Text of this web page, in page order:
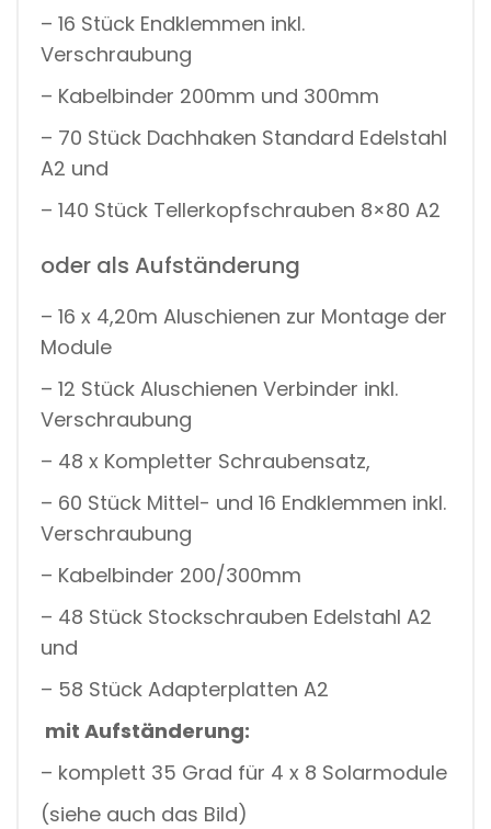
– 16 Stück Endklemmen inkl.
Verschraubung
– Kabelbinder 200mm und 300mm
– 70 Stück Dachhaken Standard Edelstahl
A2 und
– 140 Stück Tellerkopfschrauben 8×80 A2
oder als Aufständerung
– 16 x 4,20m Aluschienen zur Montage der
Module
– 12 Stück Aluschienen Verbinder inkl.
Verschraubung
– 48 x Kompletter Schraubensatz,
– 60 Stück Mittel- und 16 Endklemmen inkl.
Verschraubung
– Kabelbinder 200/300mm
– 48 Stück Stockschrauben Edelstahl A2
und
– 58 Stück Adapterplatten A2
mit Aufständerung:
– komplett 35 Grad für 4 x 8 Solarmodule
(siehe auch das Bild)